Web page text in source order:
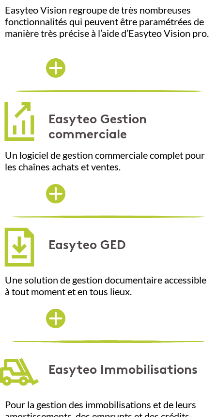
Easyteo Vision regroupe de très nombreuses
fonctionnalités qui peuvent être paramétrées de
manière très précise à l’aide d’Easyteo Vision pro.
Easyteo Gestion
commerciale
Un logiciel de gestion commerciale complet pour
les chaînes achats et ventes.
Easyteo GED
Une solution de gestion documentaire accessible
à tout moment et en tous lieux.
Easyteo Immobilisations
Pour la gestion des immobilisations et de leurs